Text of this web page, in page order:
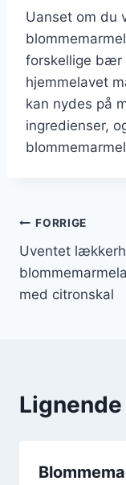
Uanset om du
forskellige bær
hjemmelavet
kan nydes på
ingredienser,
FORRIGE
Uventet
med citronskal